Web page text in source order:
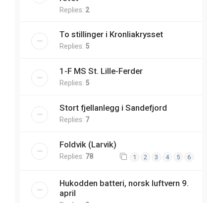
Replies: 2
To stillinger i Kronliakrysset
Replies: 5
1-F MS St. Lille-Ferder
Replies: 5
Stort fjellanlegg i Sandefjord
Replies: 7
Foldvik (Larvik)
Replies: 78 1 2 3 4 5 6
Hukodden batteri, norsk luftvern 9.
april